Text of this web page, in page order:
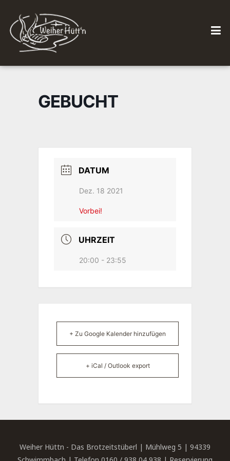
GEBUCHT
DATUM
Dez. 18 2021
Vorbei!
UHRZEIT
20:00 - 23:55
+ Zu Google Kalender hinzufügen
+ iCal / Outlook export
Weiher Hüttn - Das Brotzeitstüberl | Mühlweg 5 | 94339